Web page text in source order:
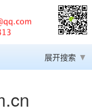
展开搜索